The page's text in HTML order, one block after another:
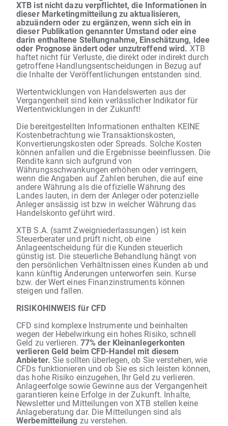
XTB ist nicht dazu verpflichtet, die Informationen in
dieser Marketingmitteilung zu aktualisieren,
abzuändern oder zu ergänzen, wenn sich ein in
dieser Publikation genannter Umstand oder eine
darin enthaltene Stellungnahme, Einschätzung, Idee
oder Prognose ändert oder unzutreffend wird.XTB
haftet nicht für Verluste, die direkt oder indirekt durch
getroffene Handlungsentscheidungen in Bezug auf
die Inhalte der Veröffentlichungen entstanden sind.
Wertentwicklungen von Handelswerten aus der
Vergangenheit sind kein verlässlicher Indikator für
Wertentwicklungen in der Zukunft!
Die bereitgestellten Informationen enthalten KEINE
Kostenbetrachtung wie Transaktionskosten,
Konvertierungskosten oder Spreads. Solche Kosten
können anfallen und die Ergebnisse beeinflussen. Die
Rendite kann sich aufgrund von
Währungsschwankungen erhöhen oder verringern,
wenn die Angaben auf Zahlen beruhen, die auf eine
andere Währung als die offizielle Währung des
Landes lauten, in dem der Anleger oder potenzielle
Anleger ansässig ist bzw in welcher Währung das
Handelskonto geführt wird.
XTB S.A. (samt Zweigniederlassungen) ist kein
Steuerberater und prüft nicht, ob eine
Anlageentscheidung für die Kunden steuerlich
günstig ist. Die steuerliche Behandlung hängt von
den persönlichen Verhältnissen eines Kunden ab und
kann künftig Änderungen unterworfen sein. Kurse
bzw. der Wert eines Finanzinstruments können
steigen und fallen.
RISIKOHINWEIS für CFD
CFD sind komplexe Instrumente und beinhalten
wegen der Hebelwirkung ein hohes Risiko, schnell
Geld zu verlieren. 77% der Kleinanlegerkonten
verlieren Geld beim CFD-Handel mit diesem
Anbieter. Sie sollten überlegen, ob Sie verstehen, wie
CFDs funktionieren und ob Sie es sich leisten können,
das hohe Risiko einzugehen, Ihr Geld zu verlieren.
Anlageerfolge sowie Gewinne aus der Vergangenheit
garantieren keine Erfolge in der Zukunft. Inhalte,
Newsletter und Mitteilungen von XTB stellen keine
Anlageberatung dar. Die Mitteilungen sind als
Werbemitteilung zu verstehen.